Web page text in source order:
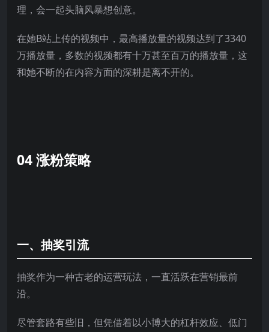
理，会一起头脑风暴想创意。
在她B站上传的视频中，最高播放量的视频达到了3340
万播放量，多数的视频都有十万甚至百万的播放量，这
和她不断的在内容方面的深耕是离不开的。
04 涨粉策略
一、抽奖引流
抽奖作为一种古老的运营玩法，一直活跃在营销最前
沿。
尽管套路有些旧，但凭借着以小博大的杠杆效应、低门